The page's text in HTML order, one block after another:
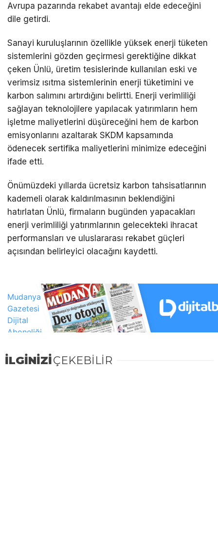
Avrupa pazarında rekabet avantajı elde edeceğini
dile getirdi.
Sanayi kuruluşlarının özellikle yüksek enerji tüketen
sistemlerini gözden geçirmesi gerektiğine dikkat
çeken Ünlü, üretim tesislerinde kullanılan eski ve
verimsiz ısıtma sistemlerinin enerji tüketimini ve
karbon salımını artırdığını belirtti. Enerji verimliliği
sağlayan teknolojilere yapılacak yatırımların hem
işletme maliyetlerini düşüreceğini hem de karbon
emisyonlarını azaltarak SKDM kapsamında
ödenecek sertifika maliyetlerini minimize edeceğini
ifade etti.
Önümüzdeki yıllarda ücretsiz karbon tahsisatlarının
kademeli olarak kaldırılmasının beklendiğini
hatırlatan Ünlü, firmaların bugünden yapacakları
enerji verimliliği yatırımlarının gelecekteki ihracat
performansları ve uluslararası rekabet güçleri
açısından belirleyici olacağını kaydetti.
İLGİNİZİÇEKEBİLİR